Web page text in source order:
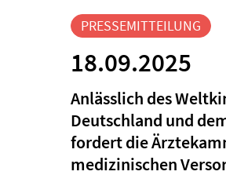
PRESSEMITTEILUNG
18.09.2025
Anlässlich des
Deutschland und
fordert die
medizinischen